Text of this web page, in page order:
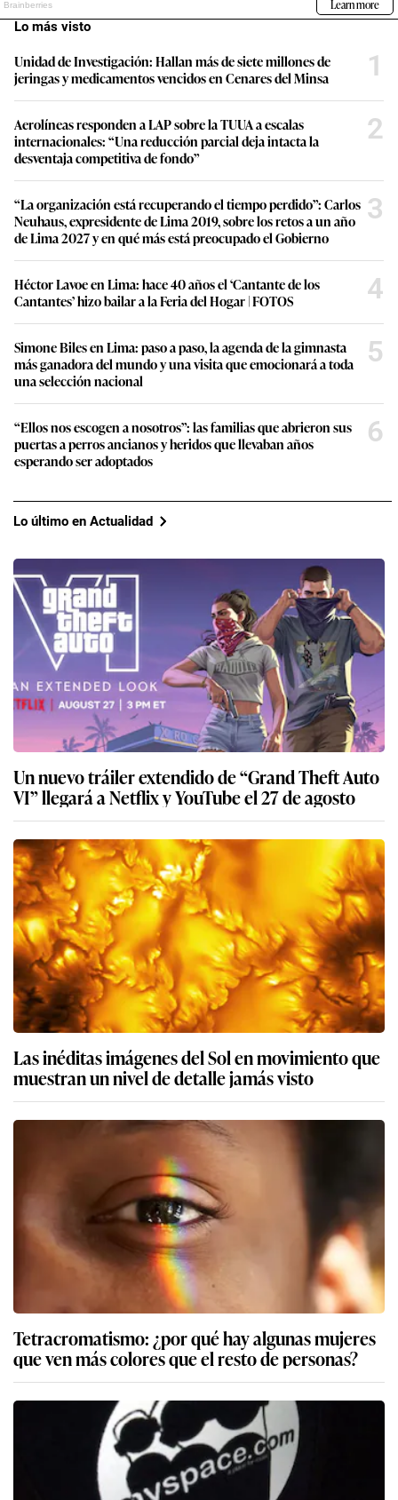
Lo más visto
Unidad de Investigación: Hallan más de siete millones de
jeringas y medicamentos vencidos en Cenares del Minsa
1
Aerolíneas responden a LAP sobre la TUUA a escalas
internacionales: “Una reducción parcial deja intacta la
desventaja competitiva de fondo”
2
“La organización está recuperando el tiempo perdido”: Carlos
Neuhaus, expresidente de Lima 2019, sobre los retos a un año
de Lima 2027 y en qué más está preocupado el Gobierno
3
Héctor Lavoe en Lima: hace 40 años el ‘Cantante de los
Cantantes’ hizo bailar a la Feria del Hogar | FOTOS
4
Simone Biles en Lima: paso a paso, la agenda de la gimnasta
más ganadora del mundo y una visita que emocionará a toda
una selección nacional
5
“Ellos nos escogen a nosotros”: las familias que abrieron sus
puertas a perros ancianos y heridos que llevaban años
esperando ser adoptados
6
Lo último en Actualidad
Un nuevo tráiler extendido de “Grand Theft Auto
VI” llegará a Netflix y YouTube el 27 de agosto
Las inéditas imágenes del Sol en movimiento que
muestran un nivel de detalle jamás visto
Tetracromatismo: ¿por qué hay algunas mujeres
que ven más colores que el resto de personas?